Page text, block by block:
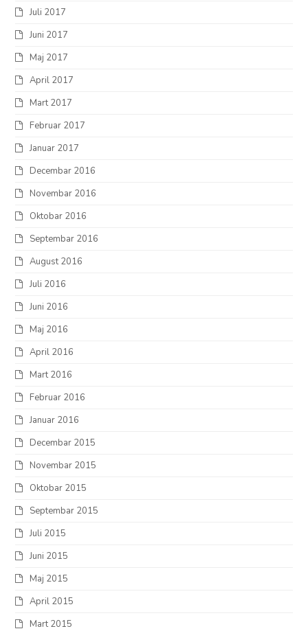
Juli 2017
Juni 2017
Maj 2017
April 2017
Mart 2017
Februar 2017
Januar 2017
Decembar 2016
Novembar 2016
Oktobar 2016
Septembar 2016
August 2016
Juli 2016
Juni 2016
Maj 2016
April 2016
Mart 2016
Februar 2016
Januar 2016
Decembar 2015
Novembar 2015
Oktobar 2015
Septembar 2015
Juli 2015
Juni 2015
Maj 2015
April 2015
Mart 2015